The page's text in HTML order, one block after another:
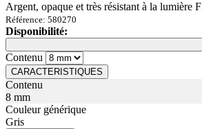
Argent, opaque et très résistant à la lumière
Référence: 580270
Disponibilité:
Loading...
Loading...
Contenu
CARACTERISTIQUES
Contenu
8 mm
Couleur générique
Gris